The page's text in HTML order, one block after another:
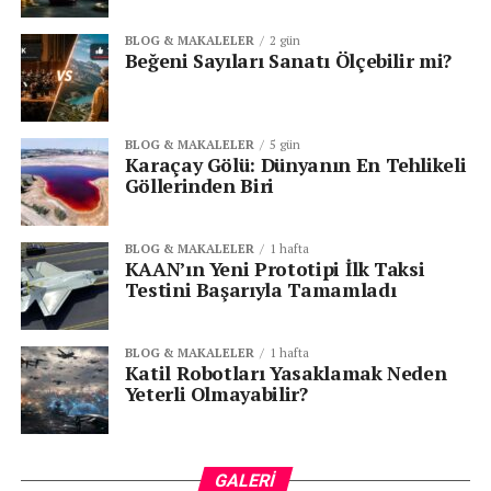
çekiciydi.
Toyota AA’nın Zorlukları ve Başarısı
Toyota AA’nın üretimi, dönemin zorlu ekonomik
koşulları ve teknik zorluklar nedeniyle oldukça yavaş
ilerledi. Ancak Toyoda, pes etmeden çalışmalarına
devam etti ve otomobilin kalitesini sürekli olarak
geliştirdi.
1936’dan 1943’e kadar toplam 1.404 adet Toyota AA
üretildi. Bu rakam, günümüzün üretim rakamlarıyla
karşılaştırıldığında oldukça düşük olsa da, Toyota’nın ilk
adımı ve başarısı olarak büyük önem taşıyor.
Toyota AA’nin Ortaya Çıkışı
Toyota’nın kurucusu
kendi otomobilini üretmesi gerektiğine inanıyordu. O
BLOG & MAKALELER 2 gün
Beğeni Sayıları Sanatı Ölçebilir mi?
BLOG & MAKALELER 5 gün
Karaçay Gölü: Dünyanın En Tehlikeli
Göllerinden Biri
BLOG & MAKALELER 1 hafta
KAAN’ın Yeni Prototipi İlk Taksi
Testini Başarıyla Tamamladı
BLOG & MAKALELER 1 hafta
Katil Robotları Yasaklamak Neden
Yeterli Olmayabilir?
GALERI